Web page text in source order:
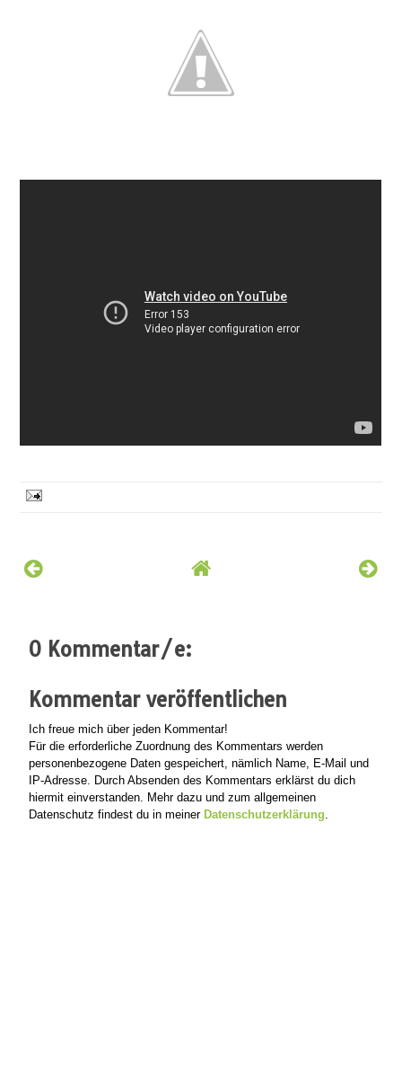
0 Kommentar/e:
Kommentar veröffentlichen
Ich freue mich über jeden Kommentar!
Für die erforderliche Zuordnung des Kommentars werden
personenbezogene Daten gespeichert, nämlich Name, E-Mail und
IP-Adresse. Durch Absenden des Kommentars erklärst du dich
hiermit einverstanden. Mehr dazu und zum allgemeinen
Datenschutz findest du in meiner Datenschutzerklärung.